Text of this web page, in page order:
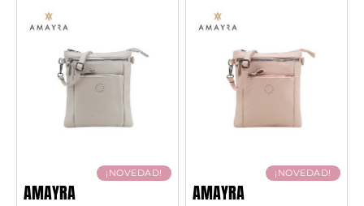
¡NOVEDAD!
AMAYRA
¡NOVEDAD!
AMAYRA